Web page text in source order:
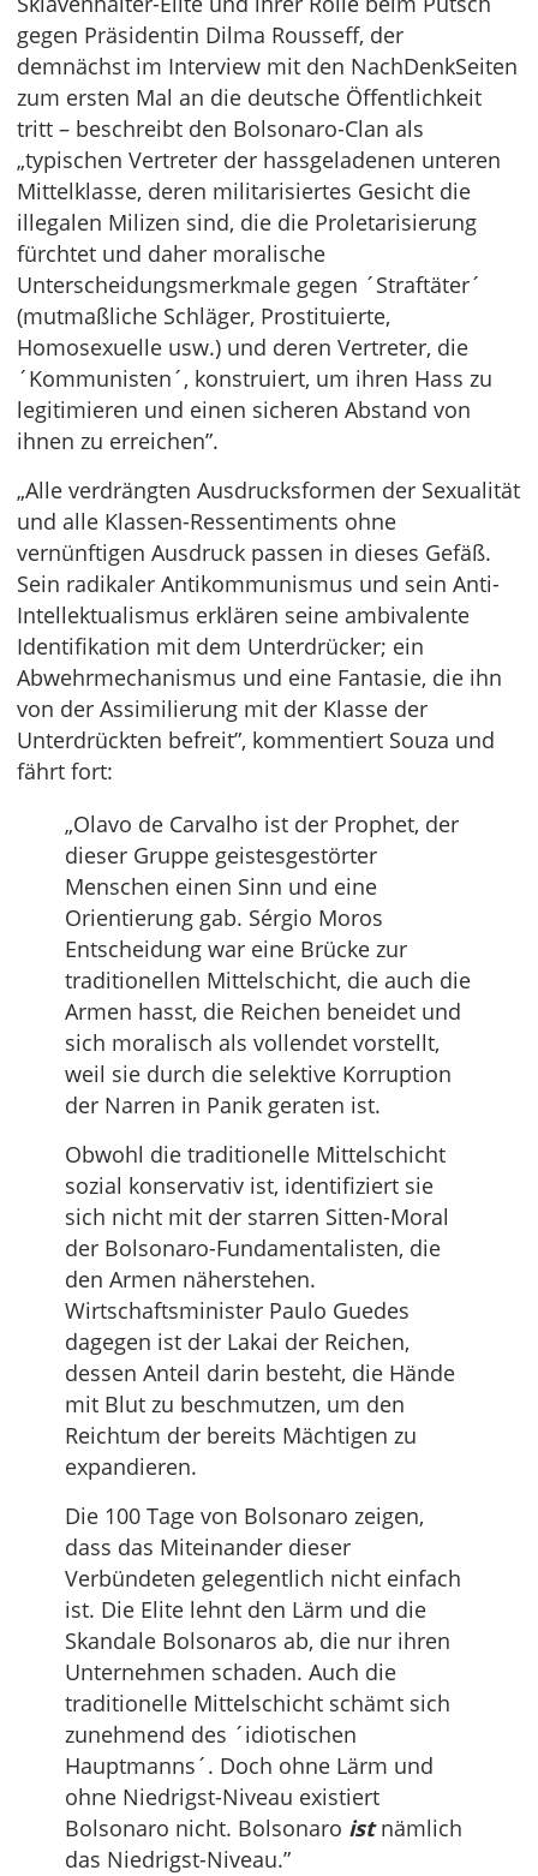
gegen Präsidentin Dilma Rousseff, der
demnächst im Interview mit den NachDenkSeiten
zum ersten Mal an die deutsche Öffentlichkeit
tritt – beschreibt den Bolsonaro-Clan als
„typischen Vertreter der hassgeladenen unteren
Mittelklasse, deren militarisiertes Gesicht die
illegalen Milizen sind, die die Proletarisierung
fürchtet und daher moralische
Unterscheidungsmerkmale gegen ´Straftäter´
(mutmaßliche Schläger, Prostituierte,
Homosexuelle usw.) und deren Vertreter, die
´Kommunisten´, konstruiert, um ihren Hass zu
legitimieren und einen sicheren Abstand von
ihnen zu erreichen”.
„Alle verdrängten Ausdrucksformen der Sexualität
und alle Klassen-Ressentiments ohne
vernünftigen Ausdruck passen in dieses Gefäß.
Sein radikaler Antikommunismus und sein Anti-
Intellektualismus erklären seine ambivalente
Identifikation mit dem Unterdrücker; ein
Abwehrmechanismus und eine Fantasie, die ihn
von der Assimilierung mit der Klasse der
Unterdrückten befreit”, kommentiert Souza und
fährt fort:
„Olavo de Carvalho ist der Prophet, der
dieser Gruppe geistesgestörter
Menschen einen Sinn und eine
Orientierung gab. Sérgio Moros
Entscheidung war eine Brücke zur
traditionellen Mittelschicht, die auch die
Armen hasst, die Reichen beneidet und
sich moralisch als vollendet vorstellt,
weil sie durch die selektive Korruption
der Narren in Panik geraten ist.
Obwohl die traditionelle Mittelschicht
sozial konservativ ist, identifiziert sie
sich nicht mit der starren Sitten-Moral
der Bolsonaro-Fundamentalisten, die
den Armen näherstehen.
Wirtschaftsminister Paulo Guedes
dagegen ist der Lakai der Reichen,
dessen Anteil darin besteht, die Hände
mit Blut zu beschmutzen, um den
Reichtum der bereits Mächtigen zu
expandieren.
Die 100 Tage von Bolsonaro zeigen,
dass das Miteinander dieser
Verbündeten gelegentlich nicht einfach
ist. Die Elite lehnt den Lärm und die
Skandale Bolsonaros ab, die nur ihren
Unternehmen schaden. Auch die
traditionelle Mittelschicht schämt sich
zunehmend des ´idiotischen
Hauptmanns´. Doch ohne Lärm und
ohne Niedrigst-Niveau existiert
Bolsonaro nicht. Bolsonaro istnämlich
das Niedrigst-Niveau.”